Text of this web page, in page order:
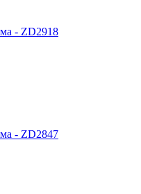
- ZD2918
- ZD2847